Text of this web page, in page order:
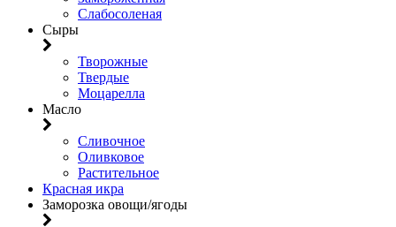
Слабосоленая
Сыры
Творожные
Твердые
Моцарелла
Масло
Сливочное
Оливковое
Растительное
Красная икра
Заморозка овощи/ягоды